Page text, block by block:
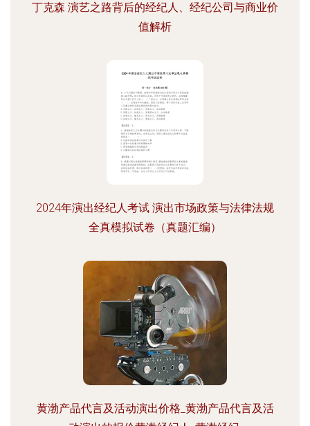
丁克森 演艺之路背后的经纪人、经纪公司与商业价
值解析
2024年演出经纪人考试 演出市场政策与法律法规
全真模拟试卷（真题汇编）
黄渤产品代言及活动演出价格_黄渤产品代言及活